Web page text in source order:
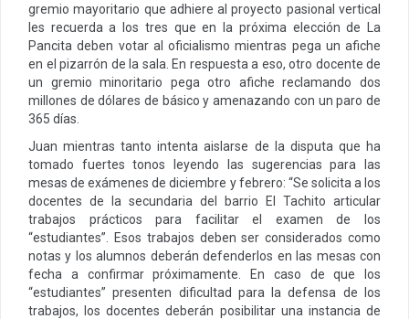
gremio mayoritario que adhiere al proyecto pasional vertical
les recuerda a los tres que en la próxima elección de La
Pancita deben votar al oficialismo mientras pega un afiche
en el pizarrón de la sala. En respuesta a eso, otro docente de
un gremio minoritario pega otro afiche reclamando dos
millones de dólares de básico y amenazando con un paro de
365 días.
Juan mientras tanto intenta aislarse de la disputa que ha
tomado fuertes tonos leyendo las sugerencias para las
mesas de exámenes de diciembre y febrero: “Se solicita a los
docentes de la secundaria del barrio El Tachito articular
trabajos prácticos para facilitar el examen de los
“estudiantes”. Esos trabajos deben ser considerados como
notas y los alumnos deberán defenderlos en las mesas con
fecha a confirmar próximamente. En caso de que los
“estudiantes” presenten dificultad para la defensa de los
trabajos, los docentes deberán posibilitar una instancia de